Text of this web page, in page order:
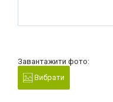
Завантажити фото:
Вибрати